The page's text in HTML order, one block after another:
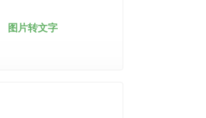
图片转文字